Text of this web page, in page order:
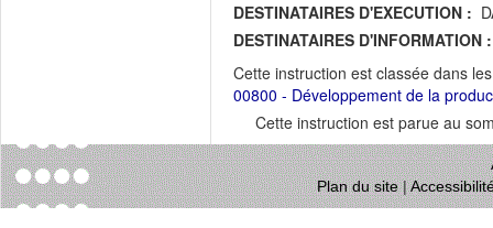
DESTINATAIRES D'EXECUTION :
DESTINATAIRES D'INFORMATION :
Cette instruction est classée dans
00800 - Développement de la
Cette instruction est parue au
Plan du site|